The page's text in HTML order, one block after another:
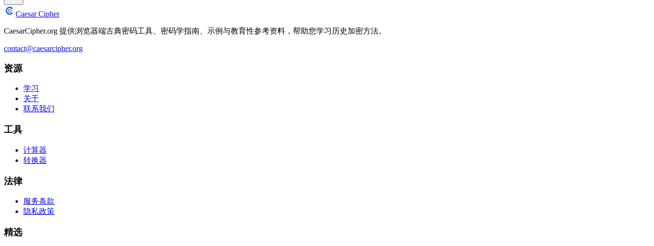
Caesar Cipher
CaesarCipher.org 提供浏览器端古典密码工具、密码学指南、示例与教育性参考资料，帮助您学习历史加密方法。
contact@caesarcipher.org
资源
学习
关于
联系我们
工具
计算器
转换器
法律
服务条款
隐私政策
精选